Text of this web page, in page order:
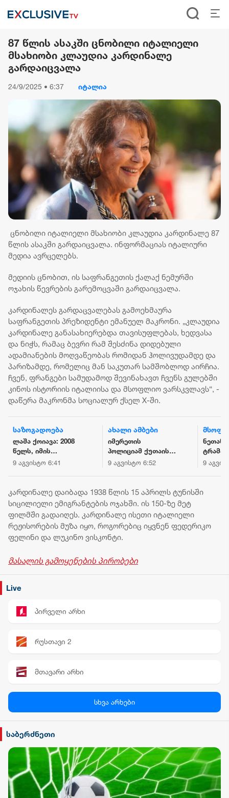
87 წლის ასაკში ცნობილი იტალიელი
მსახიობი კლაუდია კარდინალე
გარდაიცვალა
24/9/2025 • 6:37 იტალია
ცნობილი იტალიელი მსახიობი კლაუდია კარდინალე 87
წლის ასაკში გარდაიცვალა. ინფორმაციას იტალიური
მედია ავრცელებს.
მედიის ცნობით, ის საფრანგეთის ქალაქ ნემურში
ოჯახის წევრების გარემოცვაში გარდაიცვალა.
კარდინალეს გარდაცვალებას გამოეხმაურა
საფრანგეთის პრეზიდენტი ემანუელ მაკრონი. „კლაუდია
კარდინალე განასახიერებდა თავისუფლებას, ხედვასა
და ნიჭს, რამაც ბევრი რამ შესძინა დიდებული
ადამიანების მოღვაწეობას რომიდან ჰოლივუდამდე და
პარიზამდე, რომელიც მან საკუთარ სამშობლოდ აირჩია.
ჩვენ, ფრანგები სამუდამოდ შევინახავთ ჩვენს გულებში
კინოს ისტორიის იტალიისა და მსოფლიო ვარსკვლავს“, -
დაწერა მაკრონმა სოციალურ ქსელ X-ში.
საზოგადოება
ლაშა ქოიავა: 2008
წელს, იმის
მიუხედავად რომ
ჩაცმულ-დახურული,
კარგადაც
იკვებებოდა, ჯარი
იყო სავალალო
მდგომარეობაში -
რეფორმები,
ოქრუაშვილმა
ჩაატარა,
ჯარის
და ჯარისკაცის
დაკნინებაზე
9 აგვისტო 6:41
ახალი ამბები
იმერეთის
პოლიციამ ქუთაისში
მომხდარი
დაკავებულია ერთი
9 აგვისტო 6:52 9
კარდინალე დაიბადა 1938 წლის 15 აპრილს ტუნისში
სიცილიელი ემიგრანტების ოჯახში. ის 150-ზე მეტ
ფილმში გადაიღეს. კარდინალე ისეთი იტალიელი
რეჟისორების მუზა იყო, როგორებიც იყვნენ ფედერიკო
ფელინი და ლუკინო ვისკონტი.
მასალის გამოყენების პირობები
Live
პირველი არხი
რუსთავი 2
მთავარი არხი
სილქ უნივერსალი
TV პირველი
ფორმულა
სხვა არხები
საბერძნეთი